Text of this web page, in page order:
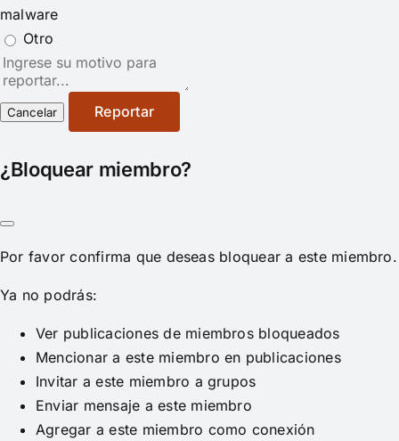
malware
Otro
Nota
del
reporte
Reportar
¿Bloquear miembro?
Por favor confirma que deseas bloquear a este miembro.
Ya no podrás:
Ver publicaciones de miembros bloqueados
Mencionar a este miembro en publicaciones
Invitar a este miembro a grupos
Enviar mensaje a este miembro
Agregar a este miembro como conexión